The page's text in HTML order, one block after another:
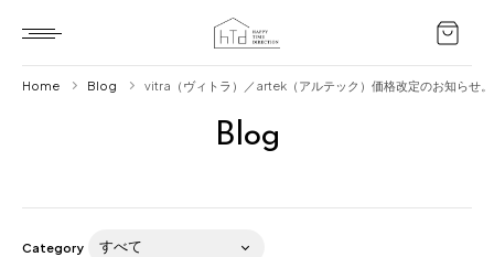
Blog
Home Blog vitra（ヴィトラ）／artek（アルテック）価格改定のお知らせ。
Category